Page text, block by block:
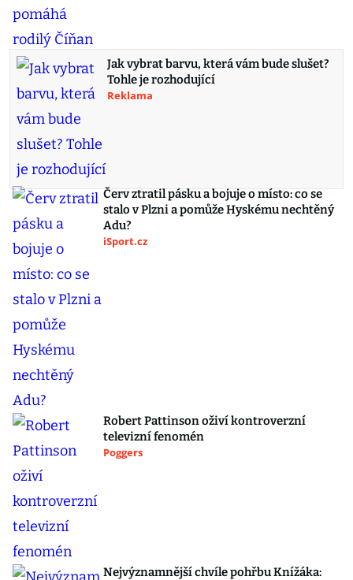
Jak vybrat barvu, která vám bude slušet?
Tohle je rozhodující
Reklama
Červ ztratil pásku a bojuje o místo: co se
stalo v Plzni a pomůže Hyskému nechtěný
Adu?
iSport.cz
Robert Pattinson oživí kontroverzní
televizní fenomén
Poggers
Nejvýznamnější chvíle pohřbu Knížáka: